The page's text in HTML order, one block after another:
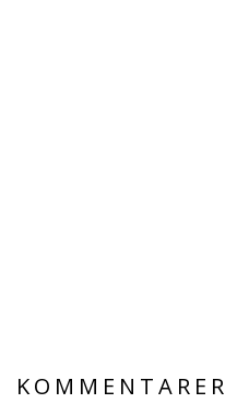
KOMMENTARER